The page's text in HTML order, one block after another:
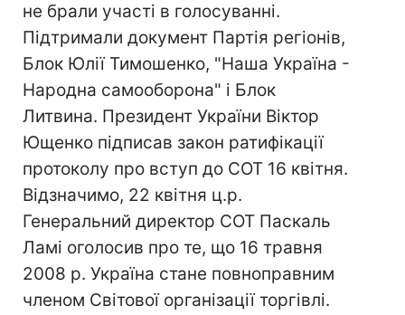
не брали участі в голосуванні.
Підтримали документ Партія регіонів,
Блок Юлії Тимошенко, "Наша Україна -
Народна самооборона" і Блок
Литвина. Президент України Віктор
Ющенко підписав закон ратифікації
протоколу про вступ до СОТ 16 квітня.
Відзначимо, 22 квітня ц.р.
Генеральний директор СОТ Паскаль
Ламі оголосив про те, що 16 травня
2008 р. Україна стане повноправним
членом Світової організації торгівлі.